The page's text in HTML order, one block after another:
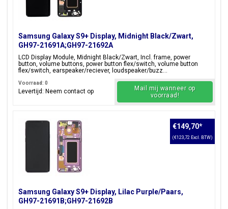
Samsung Galaxy S9+ Display, Midnight Black/Zwart,
GH97-21691A;GH97-21692A
LCD Display Module, Midnight Black/Zwart, Incl. frame, power
button, volume buttons, power button flex/switch, volume button
flex/switch, earspeaker/reciever, loudspeaker/buzz...
Voorraad: 0
Levertijd: Neem contact op
Mail mij wanneer op
voorraad!
Samsung Galaxy S9+ Display, Lilac Purple/Paars,
GH97-21691B;GH97-21692B
€149,70*
(€123,72 Excl. BTW)